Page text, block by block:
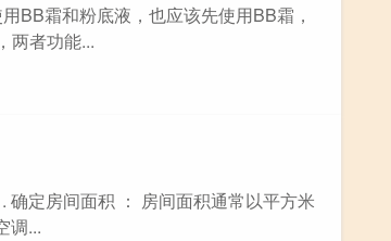
BB霜和粉底液，也应该先使用BB霜，
两者功能...
定房间面积 ： 房间面积通常以平方米
调...